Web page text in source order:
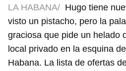
LA HABANA/ Hugo tiene
visto un pistacho, pero la
graciosa que pide un helado
local privado en la esquina
Habana. La lista de ofertas